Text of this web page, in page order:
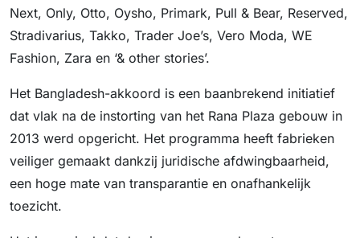
Next, Only, Otto, Oysho, Primark, Pull & Bear, Reserved,
Stradivarius, Takko, Trader Joe’s, Vero Moda, WE
Fashion, Zara en ‘& other stories’.
Het Bangladesh-akkoord is een baanbrekend initiatief
dat vlak na de instorting van het Rana Plaza gebouw in
2013 werd opgericht. Het programma heeft fabrieken
veiliger gemaakt dankzij juridische afdwingbaarheid,
een hoge mate van transparantie en onafhankelijk
toezicht.